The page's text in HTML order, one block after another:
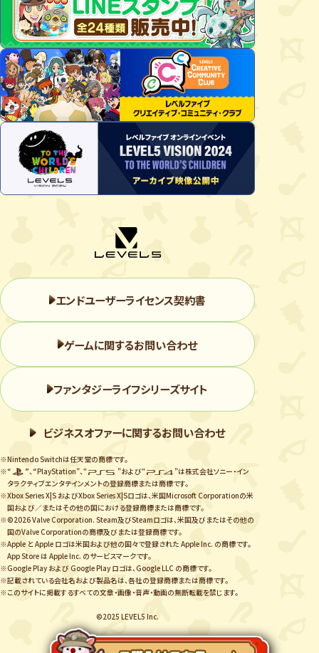
エンドユーザーライセンス契約書
ゲームに関するお問い合わせ
ファンタジーライフシリーズサイト
ビジネスオファーに関するお問い合わせ
※Nintendo Switchは任天堂の商標です。
※“
”、“PlayStation”、“ ”および“
”は株式会社ソニー・イン
タラクティブエンタテインメントの登録商標または商標です。
※Xbox Series X|S およびXbox Series X|Sロゴは、米国Microsoft Corporationの米
国および／またはその他の国における登録商標または商標です。
※©2026 Valve Corporation. Steam及びSteamロゴは、米国及びまたはその他の
国のValve Corporationの商標及びまたは登録商標です。
※Apple と Apple ロゴは米国および他の国々で登録された Apple Inc. の商標です。
App Store は Apple Inc. のサービスマークです。
※Google Play および Google Play ロゴは、Google LLC の商標です。
※記載されている会社名および製品名は、各社の登録商標または商標です。
※このサイトに掲載するすべての文章・画像・音声・動画の無断転載を禁じます。
©2025 LEVEL5 Inc.